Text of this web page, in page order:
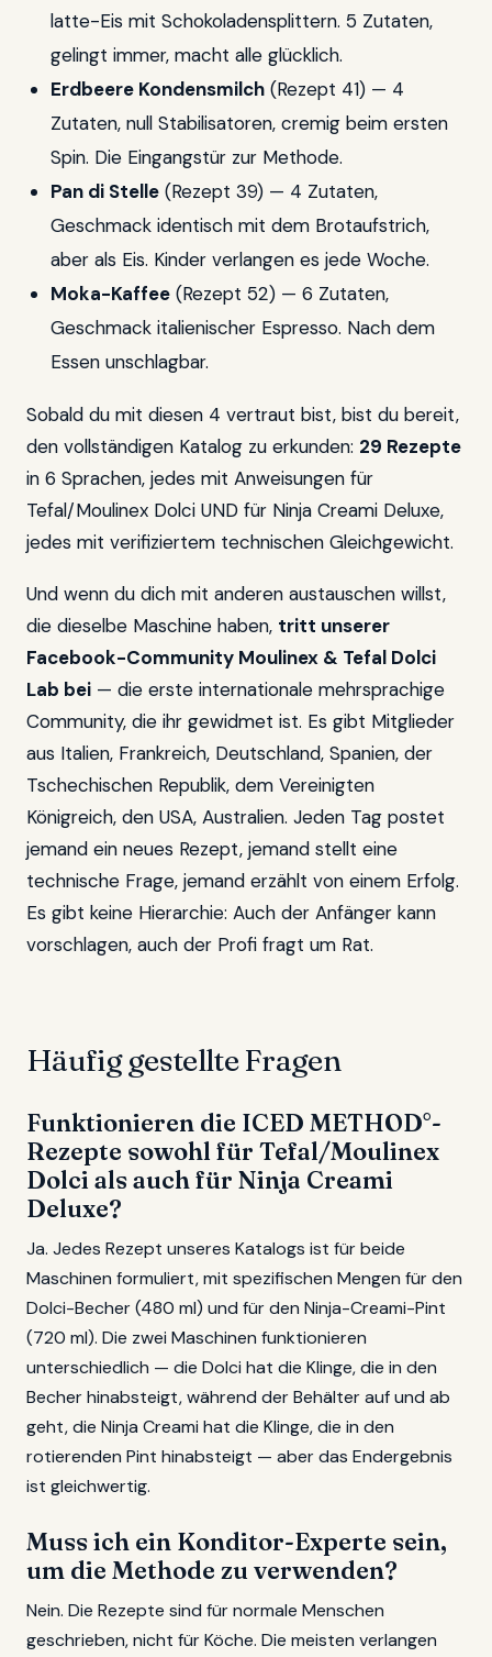
latte-Eis mit Schokoladensplittern. 5 Zutaten,
gelingt immer, macht alle glücklich.
Erdbeere Kondensmilch (Rezept 41) — 4
Zutaten, null Stabilisatoren, cremig beim ersten
Spin. Die Eingangstür zur Methode.
Pan di Stelle (Rezept 39) — 4 Zutaten,
Geschmack identisch mit dem Brotaufstrich,
aber als Eis. Kinder verlangen es jede Woche.
Moka-Kaffee (Rezept 52) — 6 Zutaten,
Geschmack italienischer Espresso. Nach dem
Essen unschlagbar.
Sobald du mit diesen 4 vertraut bist, bist du bereit,
den vollständigen Katalog zu erkunden: 29 Rezepte
in 6 Sprachen, jedes mit Anweisungen für
Tefal/Moulinex Dolci UND für Ninja Creami Deluxe,
jedes mit verifiziertem technischen Gleichgewicht.
Und wenn du dich mit anderen austauschen willst,
die dieselbe Maschine haben, tritt unserer
Facebook-Community Moulinex & Tefal Dolci
Lab bei — die erste internationale mehrsprachige
Community, die ihr gewidmet ist. Es gibt Mitglieder
aus Italien, Frankreich, Deutschland, Spanien, der
Tschechischen Republik, dem Vereinigten
Königreich, den USA, Australien. Jeden Tag postet
jemand ein neues Rezept, jemand stellt eine
technische Frage, jemand erzählt von einem Erfolg.
Es gibt keine Hierarchie: Auch der Anfänger kann
vorschlagen, auch der Profi fragt um Rat.
Häufig gestellte Fragen
Funktionieren die ICED METHOD°-
Rezepte sowohl für Tefal/Moulinex
Dolci als auch für Ninja Creami
Deluxe?
Ja. Jedes Rezept unseres Katalogs ist für beide
Maschinen formuliert, mit spezifischen Mengen für den
Dolci-Becher (480 ml) und für den Ninja-Creami-Pint
(720 ml). Die zwei Maschinen funktionieren
unterschiedlich — die Dolci hat die Klinge, die in den
Becher hinabsteigt, während der Behälter auf und ab
geht, die Ninja Creami hat die Klinge, die in den
rotierenden Pint hinabsteigt — aber das Endergebnis
ist gleichwertig.
Muss ich ein Konditor-Experte sein,
um die Methode zu verwenden?
Nein. Die Rezepte sind für normale Menschen
geschrieben, nicht für Köche. Die meisten verlangen